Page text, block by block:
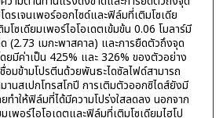
รเจนเพอร์ออกไซด์และฟิล์มที่เติมโซเดีย
โซเดียมเพอร์ไอโอเดตเข้มข้น 0.06 โมลาร์มี
(2.73 เมกะพาสคาล) และการยืดตัวถึงจุด
ยมีค่าเป็น 425% และ 326% ของตัวอย่าง
อมข้ามโปรตีนด้วยพันธะไดซัลไฟด์สามารถ
านสเปกโทรสโกปี การเติมตัวออกซิไดส์ยังมี
ำให้ฟิล์มที่ได้มีความโปร่งใสลดลง นอกจาก
พอร์ไอโอเดตและฟิล์มที่เติมโซเดียมไฮโป